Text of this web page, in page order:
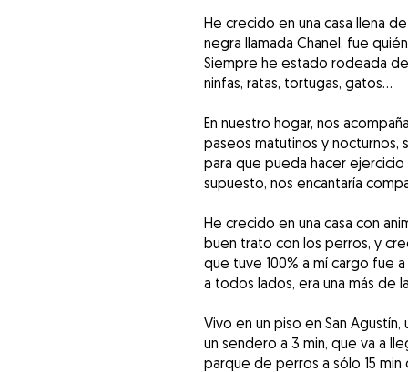
He crecido en una casa llena
negra llamada Chanel, fue
Siempre he estado rodeada
ninfas, ratas, tortugas, gatos...
En nuestro hogar, nos
paseos matutinos y nocturnos,
para que pueda hacer
supuesto, nos encantaría
He crecido en una casa con
buen trato con los perros, y
que tuve 100% a mí cargo fue
a todos lados, era una más de
Vivo en un piso en San
un sendero a 3 min, que va a
parque de perros a sólo 15 min